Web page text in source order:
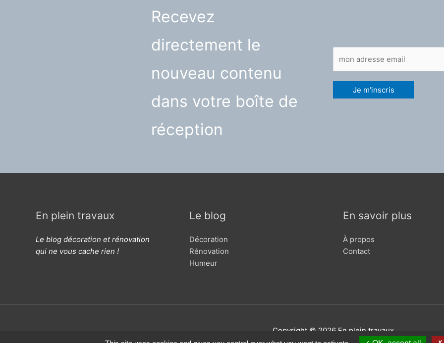
Recevez
directement le
nouveau contenu
dans votre boîte de
réception
En plein travaux
Le blog décoration et rénovation
qui ne vous cache rien !
Le blog
Décoration
Rénovation
Humeur
En savoir plus
À propos
Contact
Copyright © 2026 En plein travaux